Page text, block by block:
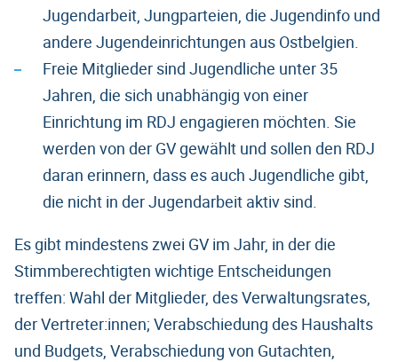
Jugendarbeit, Jungparteien, die Jugendinfo und
andere Jugendeinrichtungen aus Ostbelgien.
Freie Mitglieder sind Jugendliche unter 35
Jahren, die sich unabhängig von einer
Einrichtung im RDJ engagieren möchten. Sie
werden von der GV gewählt und sollen den RDJ
daran erinnern, dass es auch Jugendliche gibt,
die nicht in der Jugendarbeit aktiv sind.
Es gibt mindestens zwei GV im Jahr, in der die
Stimmberechtigten wichtige Entscheidungen
treffen: Wahl der Mitglieder, des Verwaltungsrates,
der Vertreter:innen; Verabschiedung des Haushalts
und Budgets, Verabschiedung von Gutachten,